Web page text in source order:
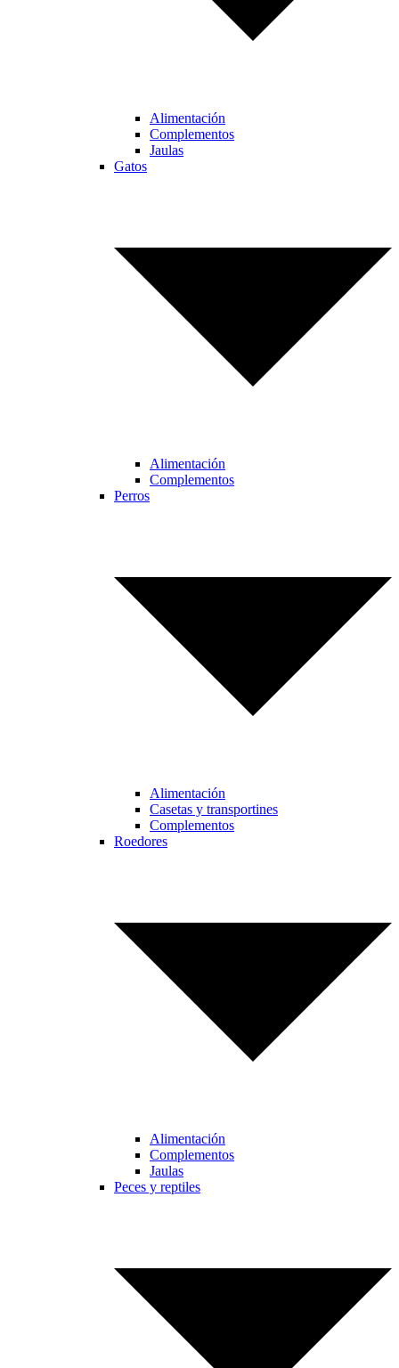
Alimentación
Complementos
Jaulas
Gatos
Alimentación
Complementos
Perros
Alimentación
Casetas y transportines
Complementos
Roedores
Alimentación
Complementos
Jaulas
Peces y reptiles